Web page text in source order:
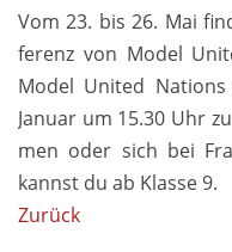
Vom 23. bis 26. Mai
ferenz von Model
Model United
Januar um 15.30 Uhr
men oder sich bei
kannst du ab Klasse 9.
Zurück